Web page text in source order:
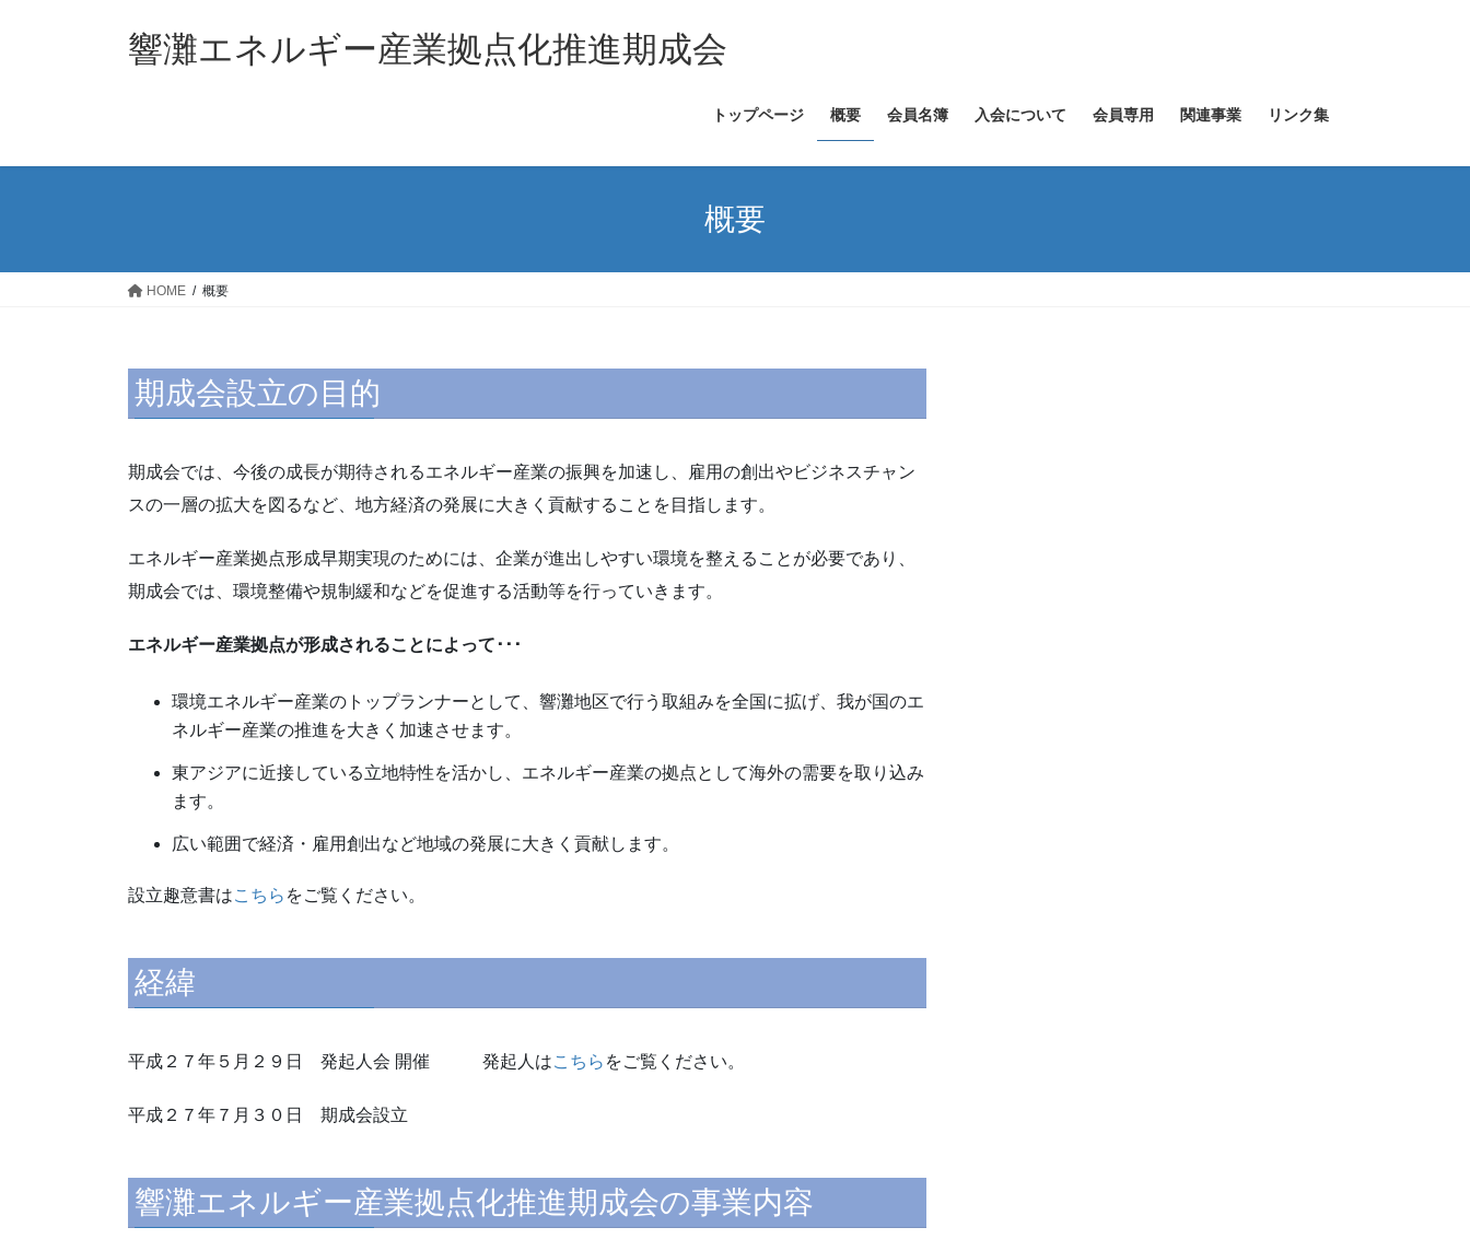
ス
ン
響灘エネルギー産業拠点化推進期成会
トップページ 概要 会員名簿 入会について 会員専用 関連事業 リンク集
概要
HOME 概要
期成会設立の目的
期成会では、今後の成長が期待されるエネルギー産業の振興を加速し、雇用の創出やビジネスチャン
スの一層の拡大を図るなど、地方経済の発展に大きく貢献することを目指します。
エネルギー産業拠点形成早期実現のためには、企業が進出しやすい環境を整えることが必要であり、
期成会では、環境整備や規制緩和などを促進する活動等を行っていきます。
エネルギー産業拠点が形成されることによって･･･
環境エネルギー産業のトップランナーとして、響灘地区で行う取組みを全国に拡げ、我が国のエ
ネルギー産業の推進を大きく加速させます。
東アジアに近接している立地特性を活かし、エネルギー産業の拠点として海外の需要を取り込み
ます。
広い範囲で経済・雇用創出など地域の発展に大きく貢献します。
設立趣意書はこちら をご覧ください。
経緯
平成２７年５月２９日 発起人会 開催 発起人はこちら をご覧ください。
平成２７年７月３０日 期成会設立
響灘エネルギー産業拠点化推進期成会の事業内容